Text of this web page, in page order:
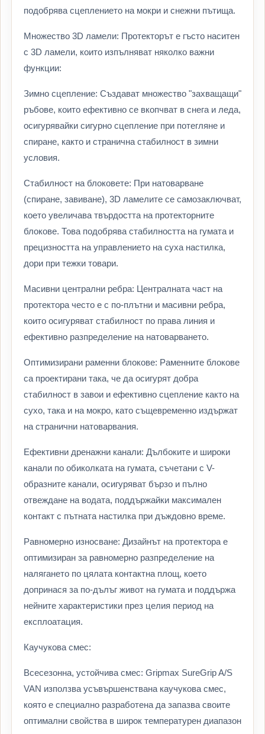
подобрява сцеплението на мокри и снежни пътища.
Множество 3D ламели: Протекторът е гъсто наситен
с 3D ламели, които изпълняват няколко важни
функции:
Зимно сцепление: Създават множество "захващащи"
ръбове, които ефективно се вкопчват в снега и леда,
осигурявайки сигурно сцепление при потегляне и
спиране, както и странична стабилност в зимни
условия.
Стабилност на блоковете: При натоварване
(спиране, завиване), 3D ламелите се самозаключват,
което увеличава твърдостта на протекторните
блокове. Това подобрява стабилността на гумата и
прецизността на управлението на суха настилка,
дори при тежки товари.
Масивни централни ребра: Централната част на
протектора често е с по-плътни и масивни ребра,
които осигуряват стабилност по права линия и
ефективно разпределение на натоварването.
Оптимизирани раменни блокове: Раменните блокове
са проектирани така, че да осигурят добра
стабилност в завои и ефективно сцепление както на
сухо, така и на мокро, като същевременно издържат
на странични натоварвания.
Ефективни дренажни канали: Дълбоките и широки
канали по обиколката на гумата, съчетани с V-
образните канали, осигуряват бързо и пълно
отвеждане на водата, поддържайки максимален
контакт с пътната настилка при дъждовно време.
Равномерно износване: Дизайнът на протектора е
оптимизиран за равномерно разпределение на
налягането по цялата контактна площ, което
допринася за по-дълъг живот на гумата и поддържа
нейните характеристики през целия период на
експлоатация.
Каучукова смес:
Всесезонна, устойчива смес: Gripmax SureGrip A/S
VAN използва усъвършенствана каучукова смес,
която е специално разработена да запазва своите
оптимални свойства в широк температурен диапазон